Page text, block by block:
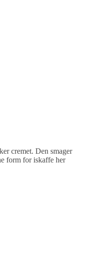
cremet. Den smager
form for iskaffe her